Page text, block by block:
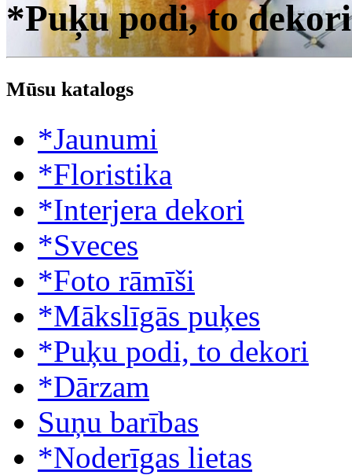
*Puķu podi, to dekori
Mūsu katalogs
*Jaunumi
*Floristika
*Interjera dekori
*Sveces
*Foto rāmīši
*Mākslīgās puķes
*Puķu podi, to dekori
*Dārzam
Suņu barības
*Noderīgas lietas